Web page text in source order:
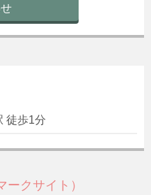
徒歩1分
クサイト）